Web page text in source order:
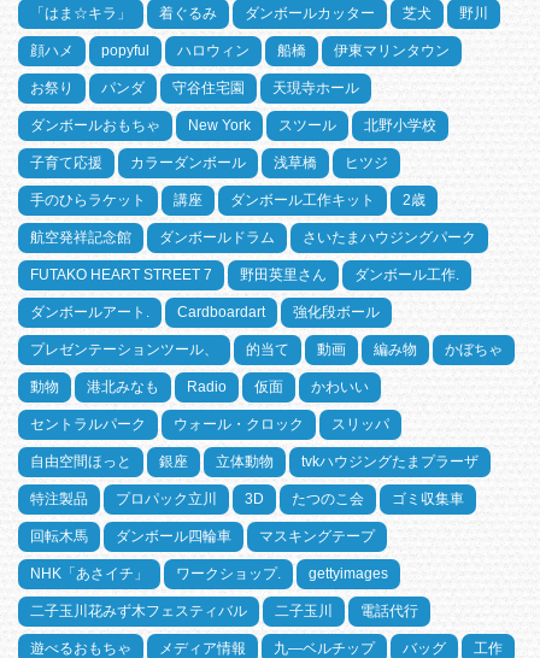
「はま☆キラ」 着ぐるみ ダンボールカッター 芝犬 野川
顔ハメ popyful ハロウィン 船橋 伊東マリンタウン
お祭り パンダ 守谷住宅園 天現寺ホール
ダンボールおもちゃ New York スツール 北野小学校
子育て応援 カラーダンボール 浅草橋 ヒツジ
手のひらラケット 講座 ダンボール工作キット 2歳
航空発祥記念館 ダンボールドラム さいたまハウジングパーク
FUTAKO HEART STREET 7 野田英里さん ダンボール工作.
ダンボールアート. Cardboardart 強化段ボール
プレゼンテーションツール、 的当て 動画 編み物 かぼちゃ
動物 港北みなも Radio 仮面 かわいい
セントラルパーク ウォール・クロック スリッパ
自由空間ほっと 銀座 立体動物 tvkハウジングたまプラーザ
特注製品 プロパック立川 3D たつのこ会 ゴミ収集車
回転木馬 ダンボール四輪車 マスキングテープ
NHK「あさイチ」 ワークショップ. gettyimages
二子玉川花みず木フェスティバル 二子玉川 電話代行
遊べるおもちゃ メディア情報 九―ベルチップ バッグ 工作